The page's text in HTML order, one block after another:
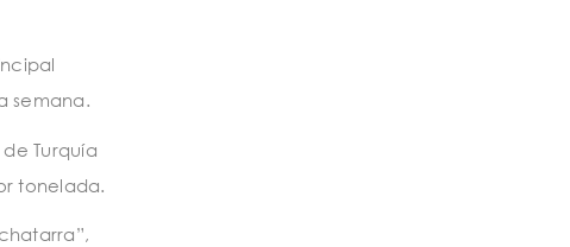
semana.
Turquía
tonelada.